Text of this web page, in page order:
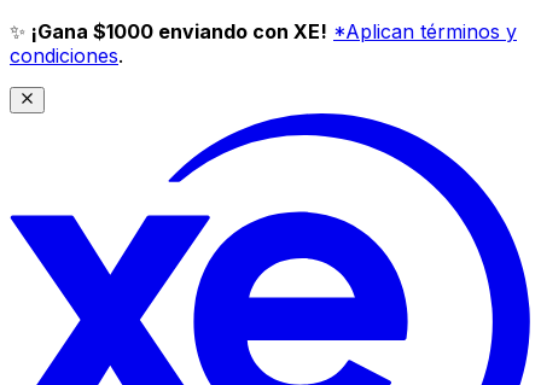
✨ ¡Gana $1000 enviando con XE! *Aplican términos y
condiciones.